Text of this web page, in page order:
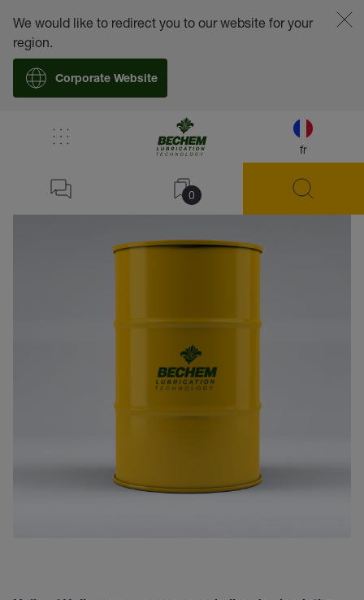
fr
0
We would like to redirect you to our website for your
region.
Corporate Website